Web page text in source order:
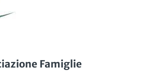
Famiglie